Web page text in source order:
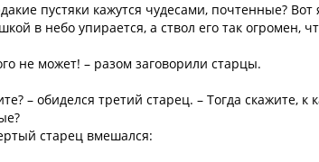
пустяки кажутся чудесами, почтенные?
в небо упирается, а ствол его так огромен,
не может! – разом заговорили старцы.
– обиделся третий старец. – Тогда скажите,
старец вмешался: